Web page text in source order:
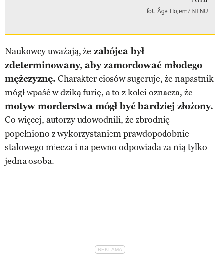
fot. Åge Hojem/ NTNU
Naukowcy uważają, że zabójca był
zdeterminowany, aby zamordować młodego
mężczyznę. Charakter ciosów sugeruje, że napastnik
mógł wpaść w dziką furię, a to z kolei oznacza, że
motyw morderstwa mógł być bardziej złożony.
Co więcej, autorzy udowodnili, że zbrodnię
popełniono z wykorzystaniem prawdopodobnie
stalowego miecza i na pewno odpowiada za nią tylko
jedna osoba.